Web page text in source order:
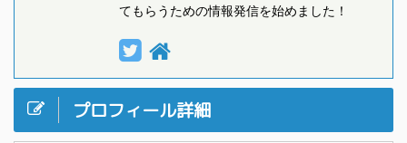
てもらうための情報発信を始めました！
プロフィール詳細